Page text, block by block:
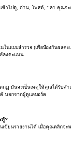
าไปดู, อ่าน, โพสต์, ฯลฯ คุณจ
นแบบสำรวจ (เพื่อป้องกันผล
ลงคะแนน.
ฏ มันจะเป็นเหตุให้คุณได้รับค
นอกจากผู้ดูแลบอร์ด
ทู้?
ยนรายงานได้ เมื่อคุณคลิกจะ